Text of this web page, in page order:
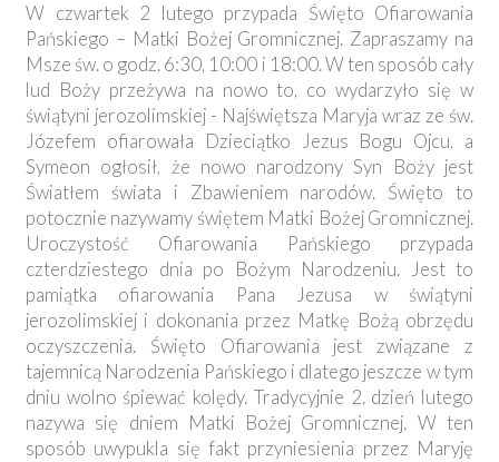
W czwartek 2 lutego przypada Święto Ofiarowania
Pańskiego – Matki Bożej Gromnicznej. Zapraszamy na
Msze św. o godz. 6:30, 10:00 i 18:00. W ten sposób cały
lud Boży przeżywa na nowo to, co wydarzyło się w
świątyni jerozolimskiej - Najświętsza Maryja wraz ze św.
Józefem ofiarowała Dzieciątko Jezus Bogu Ojcu, a
Symeon ogłosił, że nowo narodzony Syn Boży jest
Światłem świata i Zbawieniem narodów. Święto to
potocznie nazywamy świętem Matki Bożej Gromnicznej.
Uroczystość Ofiarowania Pańskiego przypada
czterdziestego dnia po Bożym Narodzeniu. Jest to
pamiątka ofiarowania Pana Jezusa w świątyni
jerozolimskiej i dokonania przez Matkę Bożą obrzędu
oczyszczenia. Święto Ofiarowania jest związane z
tajemnicą Narodzenia Pańskiego i dlatego jeszcze w tym
dniu wolno śpiewać kolędy. Tradycyjnie 2. dzień lutego
nazywa się dniem Matki Bożej Gromnicznej. W ten
sposób uwypukla się fakt przyniesienia przez Maryję